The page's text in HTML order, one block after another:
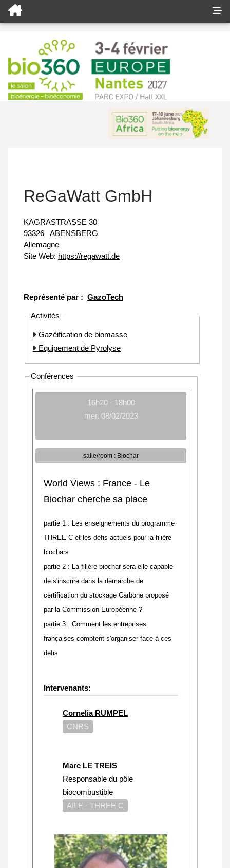
ReGaWatt GmbH
KAGRASTRASSE 30
93326
ABENSBERG
Allemagne
Site Web: https://regawatt.de
Représenté par : GazoTech
Activités
Gazéification de biomasse
Equipement de Pyrolyse
Conférences
16h20 - 18h00
mer. 08/02/2023
salle/room : Biochar
World Views : France - Le
Biochar cherche sa place
partie 1 : Les enseignements du programme
THREE-C et les défis actuels pour la filière
biochars
partie 2 : La filière biochar sera elle capable
de s'inscrire dans la démarche de
certification du stockage Carbone proposé
par la Commission Européenne ?
partie 3 : Comment les entreprises
françaises comptent s'organiser face à ces
défis
Intervenants:
Cornelia RUMPEL
CNRS
Marc LE TREIS
Responsable du pôle
biocombustible
AILE - THREE C